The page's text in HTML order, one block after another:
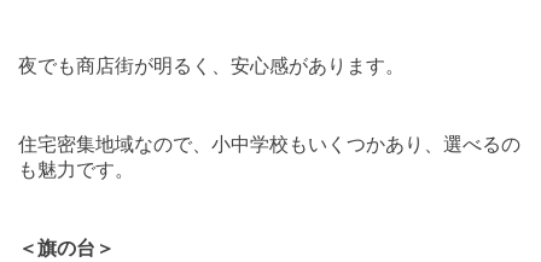
夜でも商店街が明るく、安心感があります。
住宅密集地域なので、小中学校もいくつかあり、選べるの
も魅力です。
＜旗の台＞